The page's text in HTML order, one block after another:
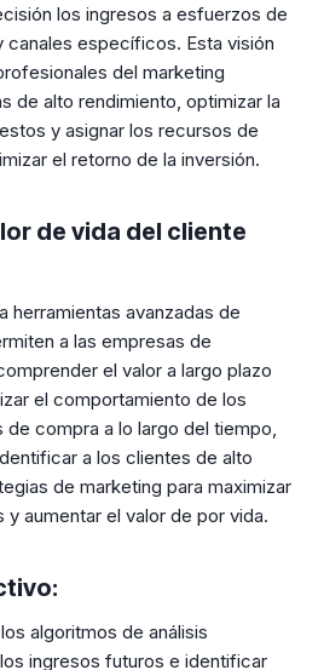
los ingresos a esfuerzos de
canales específicos. Esta visión
del marketing
de alto rendimiento, optimizar la
y asignar los recursos de
el retorno de la inversión.
de vida del cliente
herramientas avanzadas de
a las empresas de
el valor a largo plazo
el comportamiento de los
compra a lo largo del tiempo,
a los clientes de alto
de marketing para maximizar
aumentar el valor de por vida.
algoritmos de análisis
ingresos futuros e identificar